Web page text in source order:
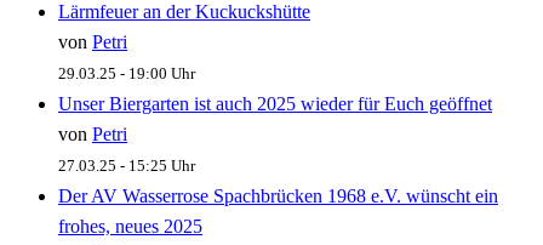
Lärmfeuer an der Kuckuckshütte
von Petri
29.03.25 - 19:00 Uhr
Unser Biergarten ist auch 2025 wieder für Euch geöffnet
von Petri
27.03.25 - 15:25 Uhr
Der AV Wasserrose Spachbrücken 1968 e.V. wünscht ein
frohes, neues 2025